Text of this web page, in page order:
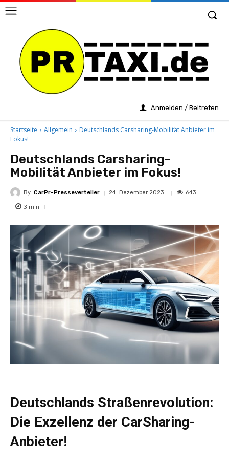
Anmelden / Beitreten
Startseite Allgemein
Deutschlands Carsharing-Mobilität Anbieter im
Fokus!
Deutschlands Carsharing-
Mobilität Anbieter im Fokus!
By CarPr-Presseverteiler 24. Dezember 2023 643
3 min.
Deutschlands Straßenrevolution:
Die Exzellenz der CarSharing-
Anbieter!